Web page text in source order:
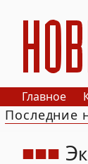
Главное
Последние
Э